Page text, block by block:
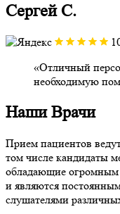
Сергей С.
Отличный
необходимую
НашиВрачи
Прием пациентов
том числе кандидаты
обладающие огромным
и являются
слушателями